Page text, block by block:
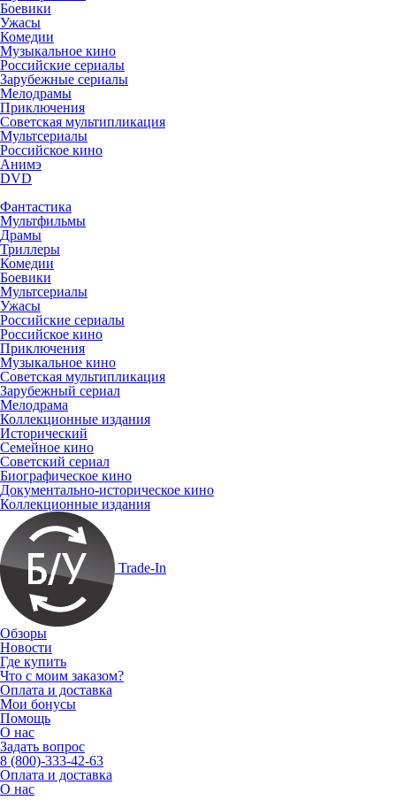
Боевики
Ужасы
Комедии
Музыкальное кино
Российские сериалы
Зарубежные сериалы
Мелодрамы
Приключения
Советская мультипликация
Мультсериалы
Российское кино
Анимэ
DVD
Фантастика
Мультфильмы
Драмы
Триллеры
Комедии
Боевики
Мультсериалы
Ужасы
Российские сериалы
Российское кино
Приключения
Музыкальное кино
Советская мультипликация
Зарубежный сериал
Мелодрама
Коллекционные издания
Исторический
Семейное кино
Советский сериал
Биографическое кино
Документально-историческое кино
Коллекционные издания
Trade-In
Обзоры
Новости
Где купить
Что с моим заказом?
Оплата и доставка
Мои бонусы
Помощь
О нас
Задать вопрос
8 (800)-333-42-63
Оплата и доставка
О нас